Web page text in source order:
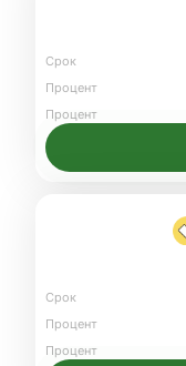
Срок
Процент
Процент
Срок
Процент
Процент